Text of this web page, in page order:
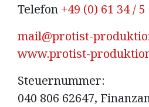
Telefon +49 (0) 61 34 / 5
mail@protist-
www.protist-
Steuernummer:
040 806 62647,